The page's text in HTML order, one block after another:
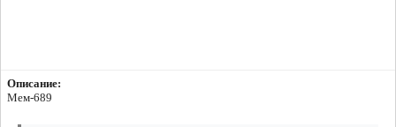
Описание:
Мем-689